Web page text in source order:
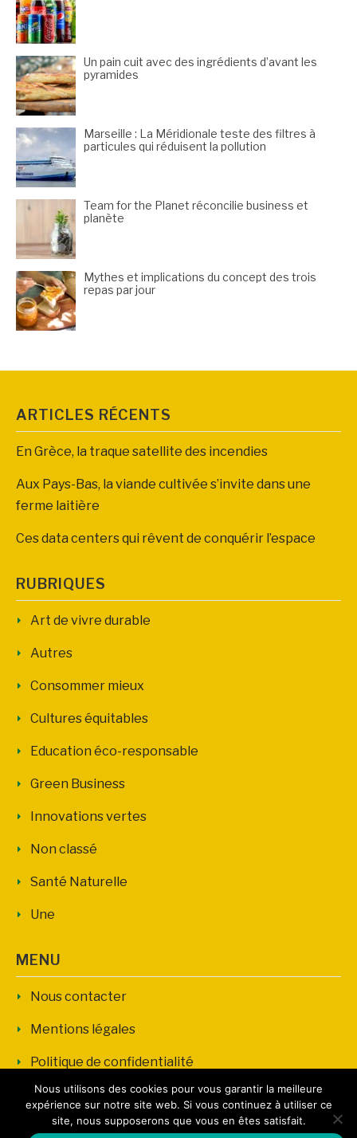
Un pain cuit avec des ingrédients d’avant les
pyramides
Marseille : La Méridionale teste des filtres à
particules qui réduisent la pollution
Team for the Planet réconcilie business et
planète
Mythes et implications du concept des trois
repas par jour
ARTICLES RÉCENTS
En Grèce, la traque satellite des incendies
Aux Pays-Bas, la viande cultivée s’invite dans une
ferme laitière
Ces data centers qui rêvent de conquérir l’espace
RUBRIQUES
Art de vivre durable
Autres
Consommer mieux
Cultures équitables
Education éco-responsable
Green Business
Innovations vertes
Non classé
Santé Naturelle
Une
MENU
Nous contacter
Mentions légales
Politique de confidentialité
Nous utilisons des cookies pour vous garantir la meilleure
expérience sur notre site web. Si vous continuez à utiliser ce
site, nous supposerons que vous en êtes satisfait.